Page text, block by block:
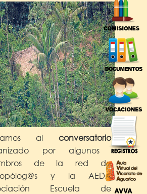
al conversatorio
por algunos
de la red de
y la AEDA
Escuela de